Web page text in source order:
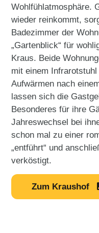
Wohlfühlatmosphäre.
wieder reinkommt,
Badezimmer der
„Gartenblick“ für
Kraus. Beide
mit einem
Aufwärmen nach
lassen sich die
Besonderes für ihre
Jahreswechsel bei
schon mal zu einer
„entführt“ und
verköstigt.
Zum Kraushof